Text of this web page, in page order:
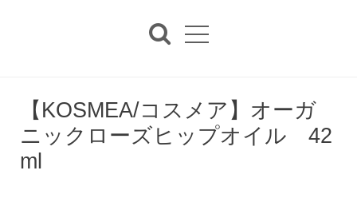
【KOSMEA/コスメア】オーガ
ニックローズヒップオイル 42
ml